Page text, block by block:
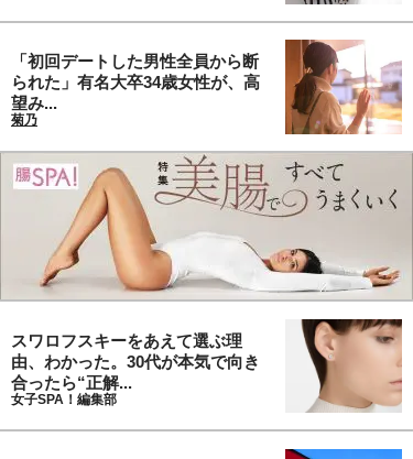
「初回デートした男性全員から断
られた」有名大卒34歳女性が、高
望み...
菊乃
スワロフスキーをあえて選ぶ理
由、わかった。30代が本気で向き
合ったら“正解...
女子SPA！編集部